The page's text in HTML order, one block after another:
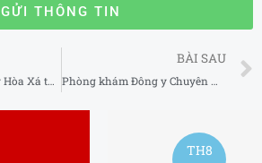
GỬI THÔNG TIN
Phòng khám Đông y Hòa Xá tại Hà Nội 2025-2026
BÀI SAU
Phòng khám Đông y Chuyên Mỹ tại Hà Nội 2025-2026
TH8